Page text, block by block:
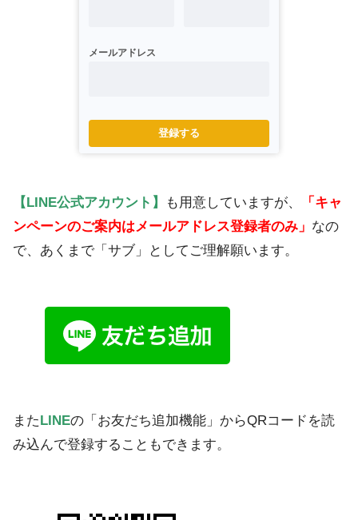
メールアドレス
登録する
【LINE公式アカウント】 も用意していますが、
「キャ
ンペーンのご案内はメールアドレス登録者のみ」 なの
で、あくまで「サブ」としてご理解願います。
またLINEの「お友だち追加機能」からQRコードを読
み込んで登録することもできます。